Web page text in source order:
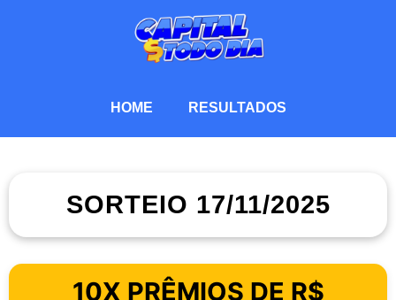
HOME RESULTADOS
SORTEIO 17/11/2025
10X PRÊMIOS DE R$